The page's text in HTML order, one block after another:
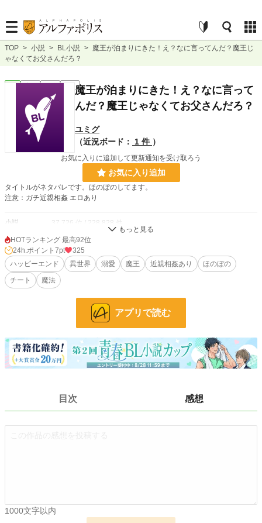
TOP > 小説 > BL小説 > 魔王が泊まりにきた！え？なに言ってんだ？魔王じ
ゃなくてお父さんだろ？
BL 完結 短編
魔王が泊まりにきた！え？なに言って
んだ？魔王じゃなくてお父さんだろ？
ユミグ
（近況ボード：
1 件 ）
お気に入りに追加して更新通知を受け取ろう
お気に入り追加
タイトルがネタバレです。ほのぼのしてます。
注意：ガチ近親相姦 エロあり
小説 37,726 位 / 228,828 件
BL 10,126 位 / 31,428 件
お気に入り 56
24h.ポイント 7 pt
2026.02.25 21:01
初回公開日時 2026.02.25 20:58
初回完結日時 2026.02.25 21:02
年間ポイント 19,814 pt (20,268 位)
HOTランキング 最高92位
24h.ポイント 7pt
325
ハッピーエンド
異世界 溺愛 魔王 近親相姦あり
ほのぼの
チート
魔法
アプリで読む
目次 感想
1000文字以内